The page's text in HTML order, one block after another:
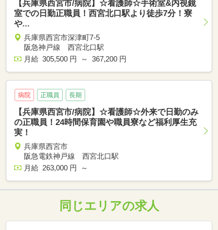
【兵庫県西宮市/病院】☆看護師☆手術室&内視鏡
室での日勤正職員！西宮北口駅より徒歩7分！寮
や...
兵庫県西宮市深津町7-5
阪急神戸線 西宮北口駅
月給 305,500 円 ～ 367,200 円
病院 正職員 長期
【兵庫県西宮市/病院】☆看護師☆外来で日勤のみ
の正職員！24時間保育園や職員寮など福利厚生充
実！
兵庫県西宮市
阪急電鉄神戸線 西宮北口駅
月給 263,000 円 ～
同じエリアの求人